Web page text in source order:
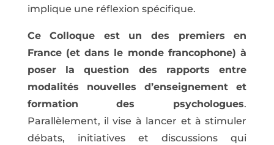
implique une réflexion spécifique.
Ce Colloque est un des premiers en
France (et dans le monde francophone) à
poser la question des rapports entre
modalités nouvelles d’enseignement et
formation des psychologues.
Parallèlement, il vise à lancer et à stimuler
débats, initiatives et discussions qui